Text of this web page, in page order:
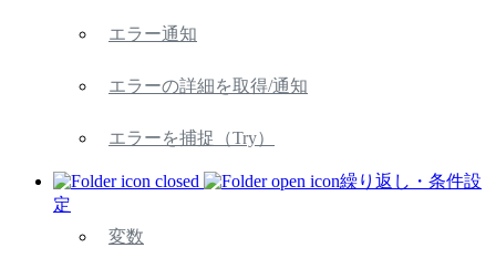
エラー通知
エラーの詳細を取得/通知
エラーを捕捉（Try）
繰り返し・条件設
定
変数